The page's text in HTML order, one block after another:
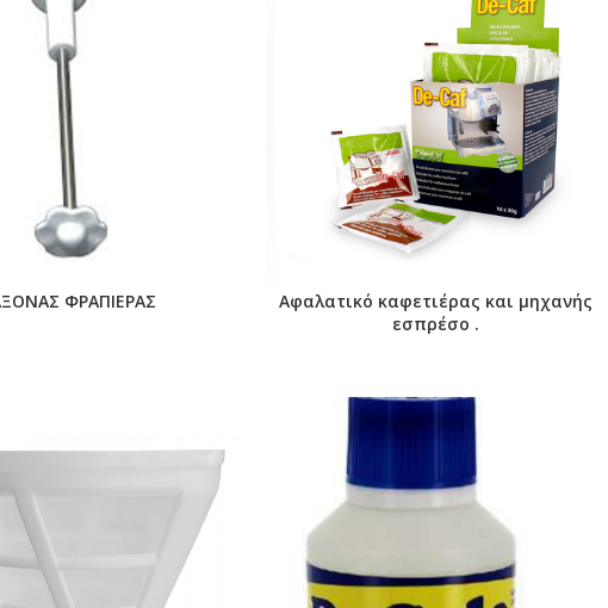
ΦΡΑΠΙΕΡΑΣ
Αφαλατικό καφετιέρας και μηχανής
εσπρέσο .